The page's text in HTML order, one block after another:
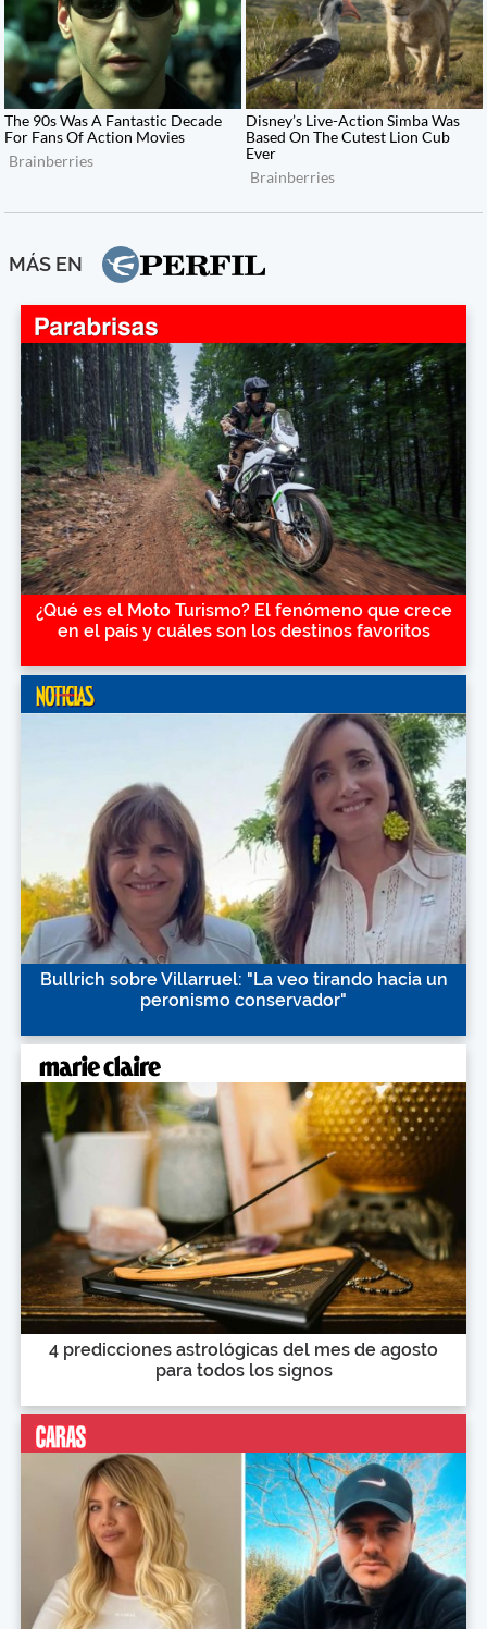
MÁS EN
¿Qué es el Moto Turismo? El fenómeno que crece
en el país y cuáles son los destinos favoritos
Bullrich sobre Villarruel: "La veo tirando hacia un
peronismo conservador"
4 predicciones astrológicas del mes de agosto
para todos los signos